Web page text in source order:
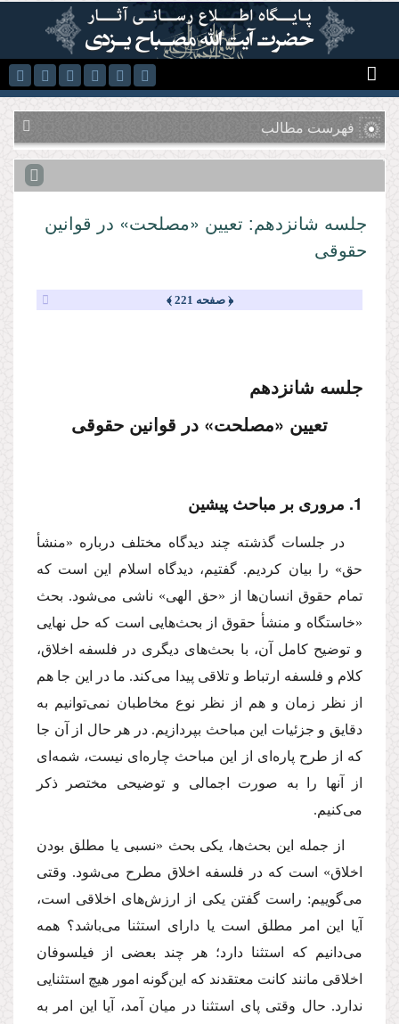
رفتن به محتوای اصلی
فهرست مطالب
جلسه شانزدهم: تعیین «مصلحت» در قوانین
حقوقى
﴿ صفحه 221 ﴾
جلسه شانزدهم
تعیین «مصلحت» در قوانین حقوقى
1. مرورى بر مباحث پیشین
در جلسات گذشته چند دیدگاه مختلف درباره «منشأ
حق» را بیان كردیم. گفتیم، دیدگاه اسلام این است كه
تمام حقوق انسان‌ها از «حق الهى» ناشى مى‌شود. بحث
«خاستگاه و منشأ حقوق از بحث‌هایى است كه حل نهایى
و توضیح كامل آن، با بحث‌هاى دیگرى در فلسفه اخلاق،
كلام و فلسفه ارتباط و تلاقى پیدا مى‌كند. ما در این جا هم
از نظر زمان و هم از نظر نوع مخاطبان نمى‌توانیم به
دقایق و جزئیات این مباحث بپردازیم. در هر حال از آن جا
كه از طرح پاره‌اى از این مباحث چاره‌اى نیست، شمه‌اى
از آنها را به صورت اجمالى و توضیحى مختصر ذكر
مى‌كنیم.
از جمله این بحث‌ها، یكى بحث «نسبى یا مطلق بودن
اخلاق» است كه در فلسفه اخلاق مطرح مى‌شود. وقتى
مى‌گوییم: راست گفتن یكى از ارزش‌هاى اخلاقى است،
آیا این امر مطلق است یا داراى استثنا مى‌باشد؟ همه
مى‌دانیم كه استثنا دارد؛ هر چند بعضى از فیلسوفان
اخلاقى مانند كانت معتقدند كه این‌گونه امور هیچ استثنایى
ندارد. حال وقتى پاى استثنا در میان آمد، آیا این امر به